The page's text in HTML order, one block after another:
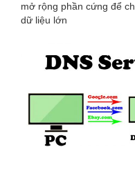
mở rộng phần cứng để
dữ liệu lớn